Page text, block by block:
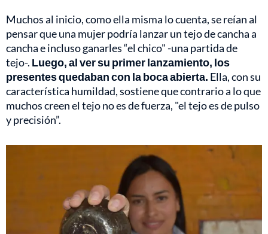
Muchos al inicio, como ella misma lo cuenta, se reían al
pensar que una mujer podría lanzar un tejo de cancha a
cancha e incluso ganarles “el chico" -una partida de
tejo-. Luego, al ver su primer lanzamiento, los
presentes quedaban con la boca abierta. Ella, con su
característica humildad, sostiene que contrario a lo que
muchos creen el tejo no es de fuerza, "el tejo es de pulso
y precisión”.